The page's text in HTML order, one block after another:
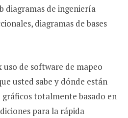
diagramas de ingeniería
diagramas de bases
de software de mapeo
usted sabe y dónde están
totalmente basado en
para la rápida